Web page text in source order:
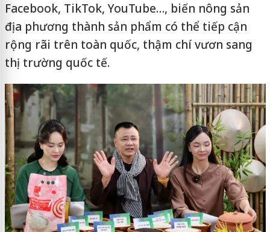
Facebook, TikTok, YouTube…, biến nông sản
địa phương thành sản phẩm có thể tiếp cận
rộng rãi trên toàn quốc, thậm chí vươn sang
thị trường quốc tế.